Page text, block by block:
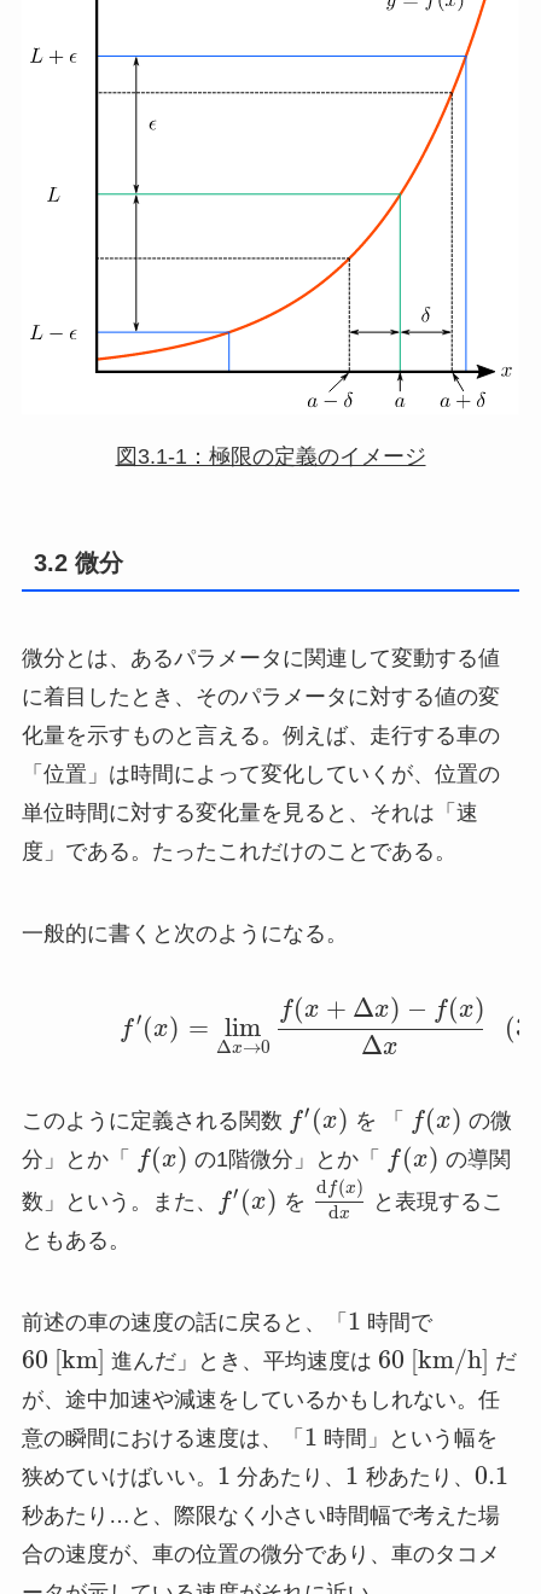
図3.1-1：極限の定義のイメージ
3.2 微分
微分とは、あるパラメータに関連して変動する値
に着目したとき、そのパラメータに対する値の変
化量を示すものと言える。例えば、走行する車の
「位置」は時間によって変化していくが、位置の
単位時間に対する変化量を見ると、それは「速
度」である。たったこれだけのことである。
一般的に書くと次のようになる。
f′(x) = lim
Δx→0
f(x + Δx) − f(x)
Δx
このように定義される関数 f′ (x) を 「 f(x) の微
分」とか「
f(x) の1階微分」とか「 f(x) の導関
数」という。また、
f′ (x) を
df(x)
dx
と表現するこ
ともある。
前述の車の速度の話に戻ると、「 1 時間で
60 [km] 進んだ」とき、平均速度は 60 [km/h] だ
が、途中加速や減速をしているかもしれない。任
意の瞬間における速度は、「 1 時間」という幅を
狭めていけばいい。 1 分あたり、 1 秒あたり、 0.1
秒あたり…と、際限なく小さい時間幅で考えた場
合の速度が、車の位置の微分であり、車のタコメ